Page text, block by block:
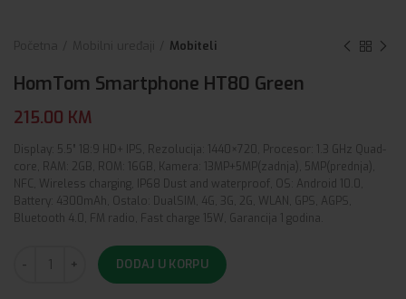
Mobiteli
HomTom Smartphone HT80 Green
215.00 KM
Display: 5.5” 18:9 HD+ IPS, Rezolucija: 1440×720, Procesor: 1.3 GHz Quad-
core, RAM: 2GB, ROM: 16GB, Kamera: 13MP+5MP(zadnja), 5MP(prednja),
NFC, Wireless charging, IP68 Dust and waterproof, OS: Android 10.0,
Battery: 4300mAh, Ostalo: DualSIM, 4G, 3G, 2G, WLAN, GPS, AGPS,
Bluetooth 4.0, FM radio, Fast charge 15W, Garancija 1 godina.
DODAJ U KORPU